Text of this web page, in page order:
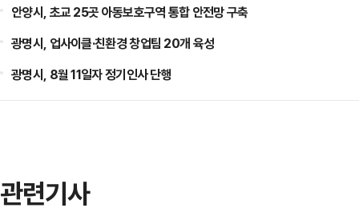
안양시, 초교 25곳 아동보호구역 통합 안전망 구축
광명시, 업사이클·친환경 창업팀 20개 육성
광명시, 8월 11일자 정기인사 단행
관련기사